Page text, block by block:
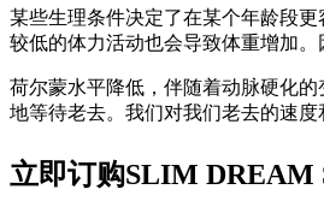
某些生理条件决定了在某个年龄段更
较低的体力活动也会导致体重增加
荷尔蒙水平降低，伴随着动脉硬化
地等待老去。我们对我们老去的速
立即订购SLIM DREAM